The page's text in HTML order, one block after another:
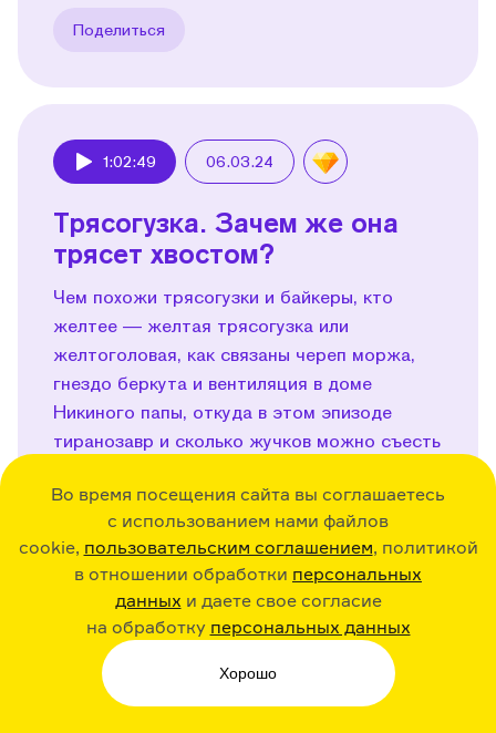
Во время посещения сайта вы соглашаетесь
с использованием нами файлов
cookie, пользовательским соглашением, политикой
в отношении обработки персональных
данных и даете свое согласие
на обработку персональных данных
Хорошо
Поделиться
1:02:49 06.03.24
Трясогузка. Зачем же она
трясет хвостом?
Чем похожи трясогузки и байкеры, кто
желтее — желтая трясогузка или
желтоголовая, как связаны череп моржа,
гнездо беркута и вентиляция в доме
Никиного папы, откуда в этом эпизоде
тиранозавр и сколько жучков можно съесть
Подробнее...
Поделиться
58:27 15.02.24